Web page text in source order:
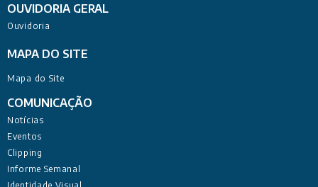
OUVIDORIA GERAL
Ouvidoria
MAPA DO SITE
Mapa do Site
COMUNICAÇÃO
Notícias
Eventos
Clipping
Informe Semanal